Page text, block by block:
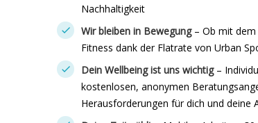
Nachhaltigkeit
Wir bleiben in Bewegung– Ob mit dem
Fitness dank der Flatrate von Urban
Dein Wellbeing ist uns wichtig –
kostenlosen, anonymen
Herausforderungen für dich und deine